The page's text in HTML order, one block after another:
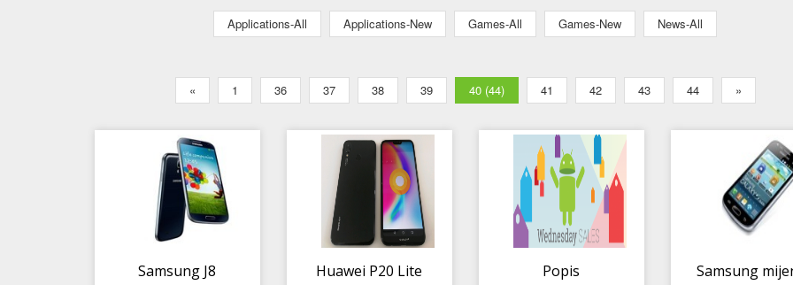
Applications-All Applications-New Games-All Games-New News-All
« 1 36 37 38 39 40 (44) 41 42 43 44 »
Samsung J8
Huawei P20 Lite
Popis
Samsung